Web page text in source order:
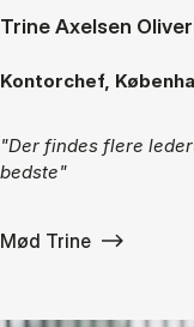
Trine Axelsen
Kontorchef,
"Der findes flere
bedste"
Mød Trine